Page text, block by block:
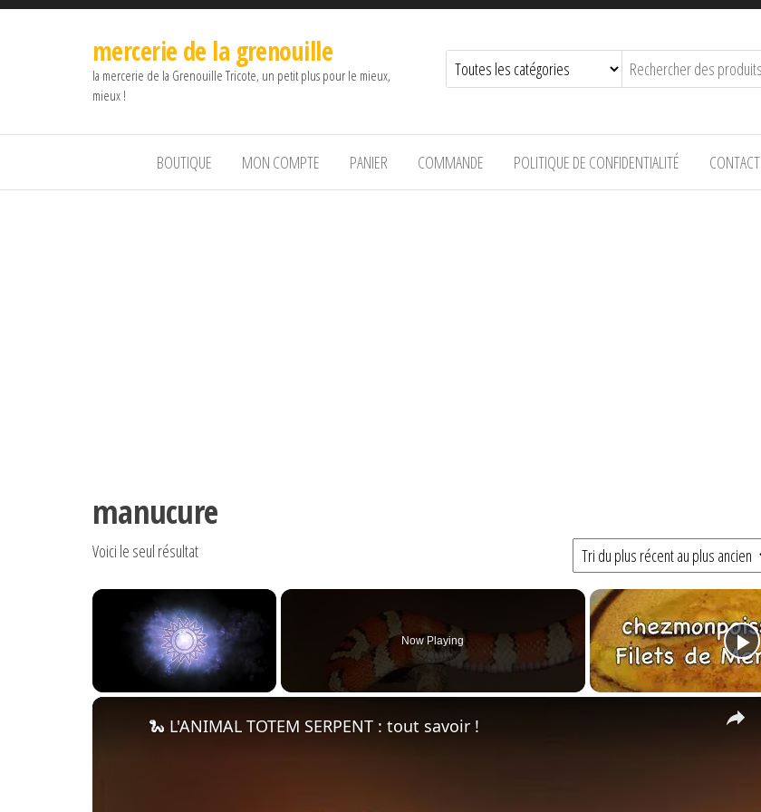
mercerie de la grenouille
la mercerie de la Grenouille Tricote, un petit plus pour le mieux,
mieux !
BOUTIQUE MON COMPTE PANIER COMMANDE POLITIQUE DE CONFIDENTIALITÉ CONTACT
manucure
Voici le seul résultat
×
Now Playing
🐍 L'ANIMAL TOTEM SERPENT : tout savoir !